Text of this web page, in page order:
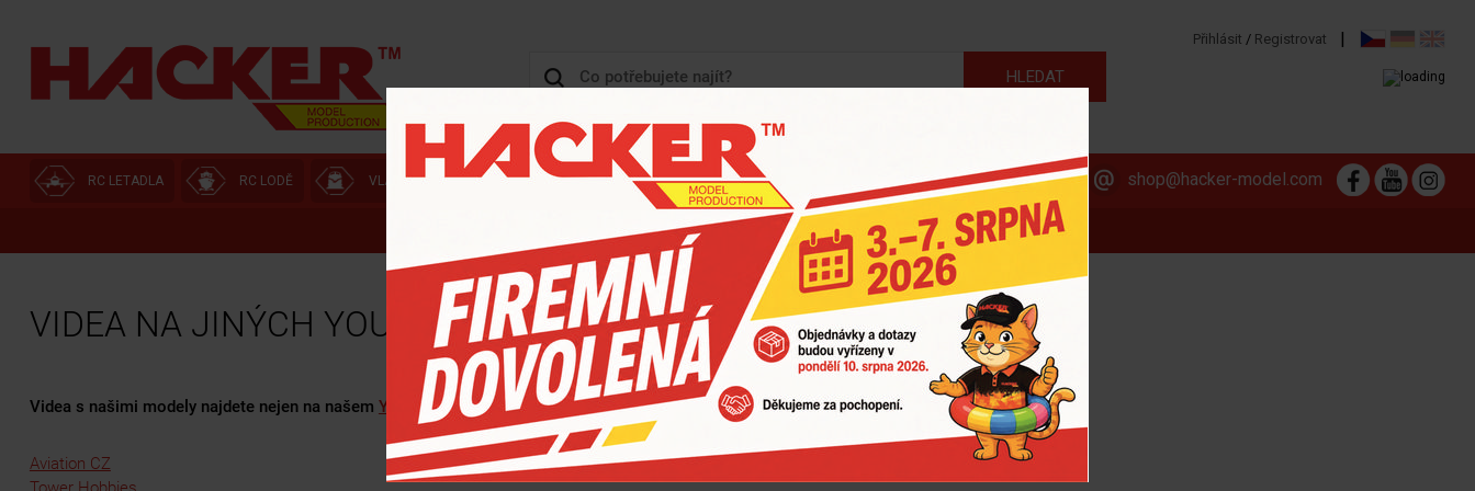
Přihlásit / Registrovat |
RC LETADLA RC LODĚ VLÁČKOVNA 3D TISK, 3D KONSTRUKCE KARTONY - KRABICE +420 313 564 381 shop@hacker-model.com
ZOBRAZIT HLAVNÍ KATEGORIE
VIDEA NA JINÝCH YOUTUBE KANÁLECH
Videa s našimi modely najdete nejen na našem YT kanále
Aviation CZ